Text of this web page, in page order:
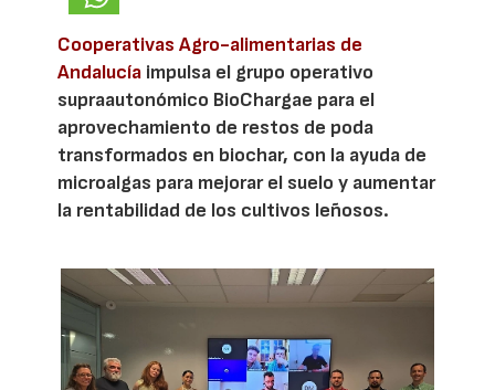
Cooperativas Agro-alimentarias de
Andalucía impulsa el grupo operativo
supraautonómico BioChargae para el
aprovechamiento de restos de poda
transformados en biochar, con la ayuda de
microalgas para mejorar el suelo y aumentar
la rentabilidad de los cultivos leñosos.